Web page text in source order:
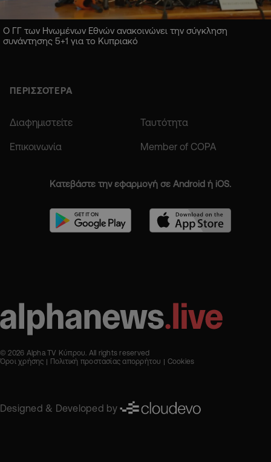
Ο ΓΓ των Ηνωμένων Εθνών ανακοινώνει την σύγκληση
συνάντησης 5+1 για το Κυπριακό
ΠΕΡΙΣΣΟΤΕΡΑ
Διαφημιστείτε Ταυτότητα
Επικοινωνία Member of COPA
Κατεβάστε την εφαρμογή σε Android ή iOS.
© 2026 Alpha TV Κύπρου. All rights reserved
Όροι χρήσης
Πολιτική προστασίας απορρήτου Cookies
Designed & Developed by